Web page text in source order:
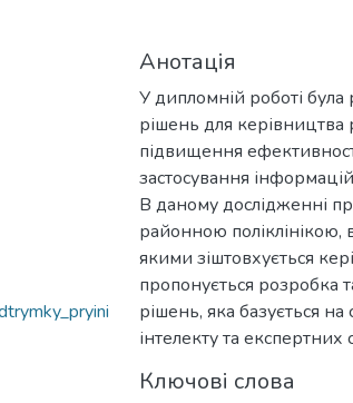
Анотація
У дипломній роботі
рішень для керівництва
підвищення
застосування
В даному дослідженні
районною поліклінікою,
якими зіштовхується
пропонується розробка
рішень, яка базується
інтелекту та експертних
Ключові слова